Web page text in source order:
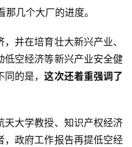
几个大厂的进度。
并在培育壮大新兴产业、
低空经济等新兴产业安全健
同的是，这次还着重强调了
天大学教授、知识产权经济
，政府工作报告再提低空经